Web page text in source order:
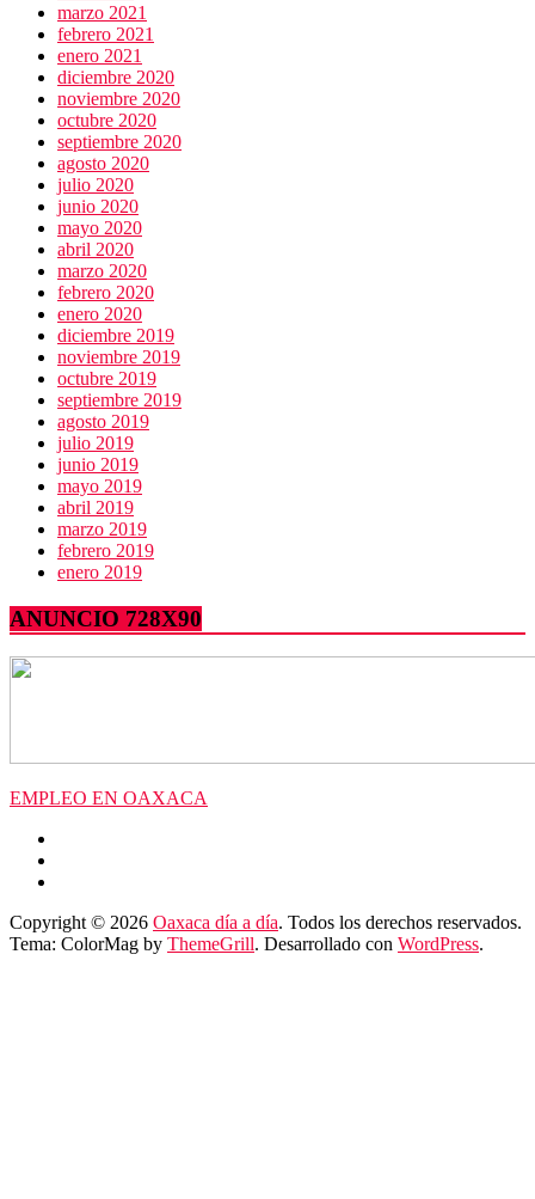
marzo 2021
febrero 2021
enero 2021
diciembre 2020
noviembre 2020
octubre 2020
septiembre 2020
agosto 2020
julio 2020
junio 2020
mayo 2020
abril 2020
marzo 2020
febrero 2020
enero 2020
diciembre 2019
noviembre 2019
octubre 2019
septiembre 2019
agosto 2019
julio 2019
junio 2019
mayo 2019
abril 2019
marzo 2019
febrero 2019
enero 2019
ANUNCIO 728X90
EMPLEO EN OAXACA
Copyright © 2026 Oaxaca día a día. Todos los derechos reservados.
Tema: ColorMag by ThemeGrill. Desarrollado con WordPress.